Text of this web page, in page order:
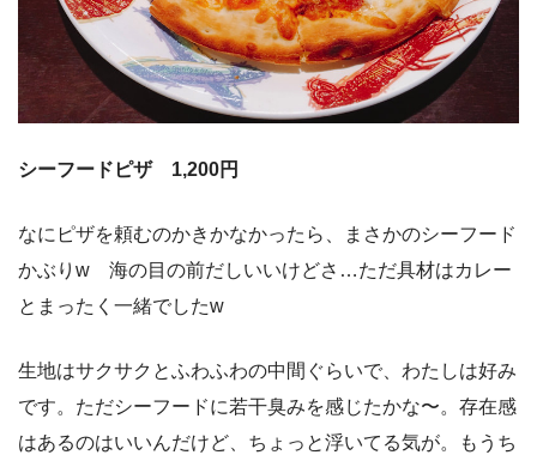
シーフードピザ 1,200円
なにピザを頼むのかきかなかったら、まさかのシーフード
かぶりw 海の目の前だしいいけどさ…ただ具材はカレー
とまったく一緒でしたw
生地はサクサクとふわふわの中間ぐらいで、わたしは好み
です。ただシーフードに若干臭みを感じたかな〜。存在感
はあるのはいいんだけど、ちょっと浮いてる気が。もうち